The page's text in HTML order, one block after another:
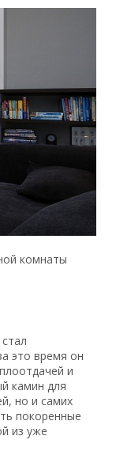
комнаты
это время он
и
камин для
но и самих
покоренные
из уже